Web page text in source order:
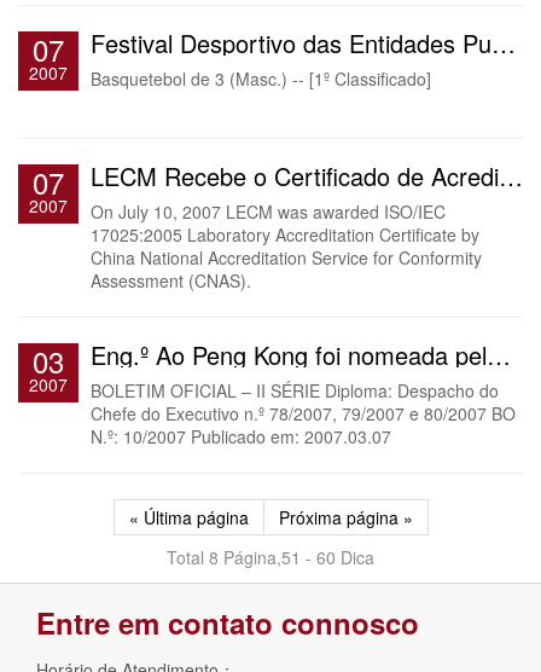
07
2007
Festival Desportivo das Entidades Publicas em 2007
Basquetebol de 3 (Masc.) -- [1º Classificado]
07
2007
LECM Recebe o Certificado de Acreditação do Laboratório ISO/IEC 17025:2005
On July 10, 2007 LECM was awarded ISO/IEC
17025:2005 Laboratory Accreditation Certificate by
China National Accreditation Service for Conformity
Assessment (CNAS).
03
2007
Eng.º Ao Peng Kong foi nomeada pelo Chefe Executivo da RAEM para continuar como Presidente da Direcç...
BOLETIM OFICIAL – II SÉRIE Diploma: Despacho do
Chefe do Executivo n.º 78/2007, 79/2007 e 80/2007 BO
N.º: 10/2007 Publicado em: 2007.03.07
« Última página
Próxima página »
Total 8 Página,51 - 60 Dica
Entre em contato connosco